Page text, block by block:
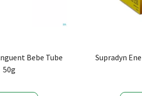
Bebe Tube
50g
Supradyn